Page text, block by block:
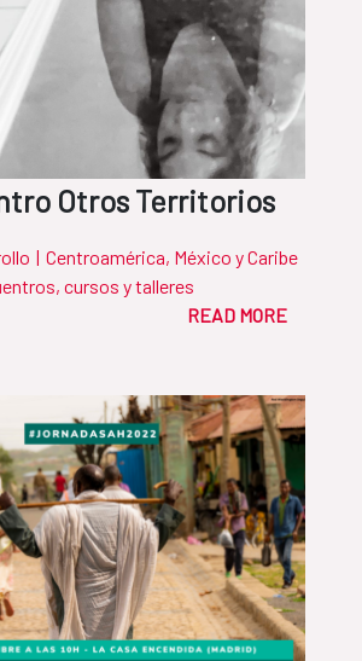
Otros Territorios
| Centroamérica, México y Caribe
cursos y talleres
READ MORE